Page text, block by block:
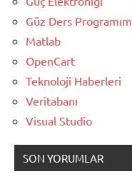
Güz Ders Programım
Matlab
OpenCart
Teknoloji Haberleri
Veritabanı
Visual Studio
SON YORUMLAR